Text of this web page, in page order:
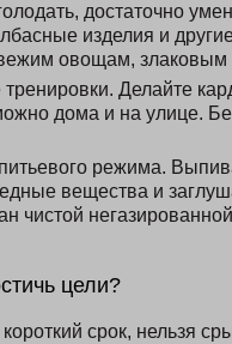
достаточно
изделия и
овощам, злаковым
Делайте
дома и на улице.
режима.
вещества и
чистой
цели?
срок, нельзя